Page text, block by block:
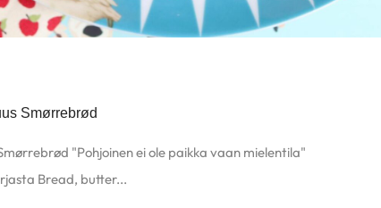
Smørrebrød
"Pohjoinen ei ole paikka vaan mielentila"
Bread, butter...